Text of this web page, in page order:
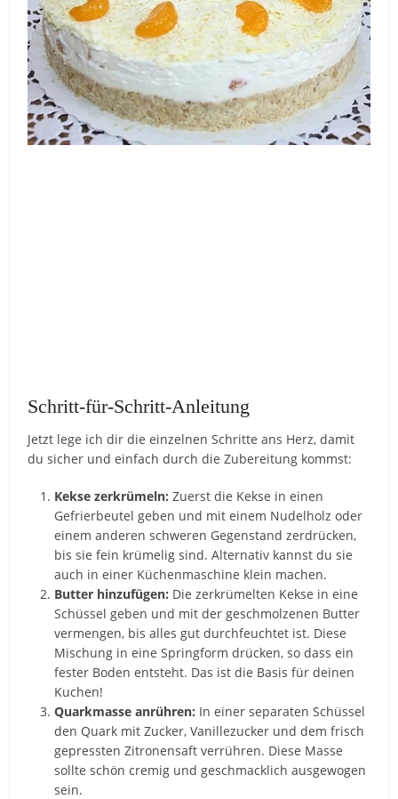
Schritt-für-Schritt-Anleitung
Jetzt lege ich dir die einzelnen Schritte ans Herz, damit
du sicher und einfach durch die Zubereitung kommst:
Kekse zerkrümeln: Zuerst die Kekse in einen
Gefrierbeutel geben und mit einem Nudelholz oder
einem anderen schweren Gegenstand zerdrücken,
bis sie fein krümelig sind. Alternativ kannst du sie
auch in einer Küchenmaschine klein machen.
Butter hinzufügen: Die zerkrümelten Kekse in eine
Schüssel geben und mit der geschmolzenen Butter
vermengen, bis alles gut durchfeuchtet ist. Diese
Mischung in eine Springform drücken, so dass ein
fester Boden entsteht. Das ist die Basis für deinen
Kuchen!
Quarkmasse anrühren: In einer separaten Schüssel
den Quark mit Zucker, Vanillezucker und dem frisch
gepressten Zitronensaft verrühren. Diese Masse
sollte schön cremig und geschmacklich ausgewogen
sein.